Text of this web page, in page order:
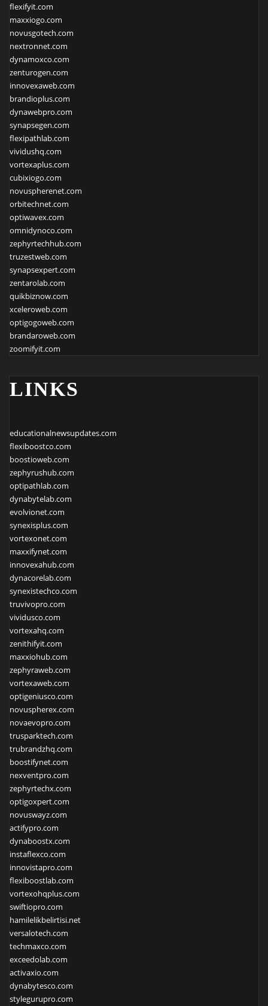
flexifyit.com
maxxiogo.com
novusgotech.com
nextronnet.com
dynamoxco.com
zenturogen.com
innovexaweb.com
brandioplus.com
dynawebpro.com
synapsegen.com
flexipathlab.com
vividushq.com
vortexaplus.com
cubixiogo.com
novuspherenet.com
orbitechnet.com
optiwavex.com
omnidynoco.com
zephyrtechhub.com
truzestweb.com
synapsexpert.com
zentarolab.com
quikbiznow.com
xceleroweb.com
optigogoweb.com
brandaroweb.com
zoomifyit.com
LINKS
educationalnewsupdates.com
flexiboostco.com
boostioweb.com
zephyrushub.com
optipathlab.com
dynabytelab.com
evolvionet.com
synexisplus.com
vortexonet.com
maxxifynet.com
innovexahub.com
dynacorelab.com
synexistechco.com
truvivopro.com
vividusco.com
vortexahq.com
zenithifyit.com
maxxiohub.com
zephyraweb.com
vortexaweb.com
optigeniusco.com
novuspherex.com
novaevopro.com
trusparktech.com
trubrandzhq.com
boostifynet.com
nexventpro.com
zephyrtechx.com
optigoxpert.com
novuswayz.com
actifypro.com
dynaboostx.com
instaflexco.com
innovistapro.com
flexiboostlab.com
vortexohqplus.com
swiftiopro.com
hamilelikbelirtisi.net
versalotech.com
techmaxco.com
exceedolab.com
activaxio.com
dynabytesco.com
stylegurupro.com